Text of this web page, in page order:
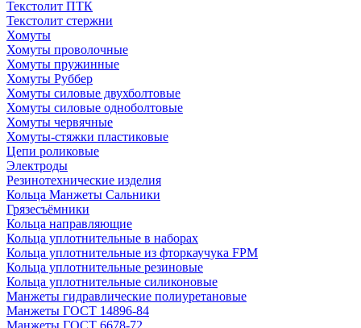
Текстолит ПТК
Текстолит стержни
Хомуты
Хомуты проволочные
Хомуты пружинные
Хомуты Руббер
Хомуты силовые двухболтовые
Хомуты силовые одноболтовые
Хомуты червячные
Хомуты-стяжки пластиковые
Цепи роликовые
Электроды
Резинотехнические изделия
Кольца Манжеты Сальники
Грязесъёмники
Кольца направляющие
Кольца уплотнительные в наборах
Кольца уплотнительные из фторкаучука FPM
Кольца уплотнительные резиновые
Кольца уплотнительные силиконовые
Манжеты гидравлические полиуретановые
Манжеты ГОСТ 14896-84
Манжеты ГОСТ 6678-72